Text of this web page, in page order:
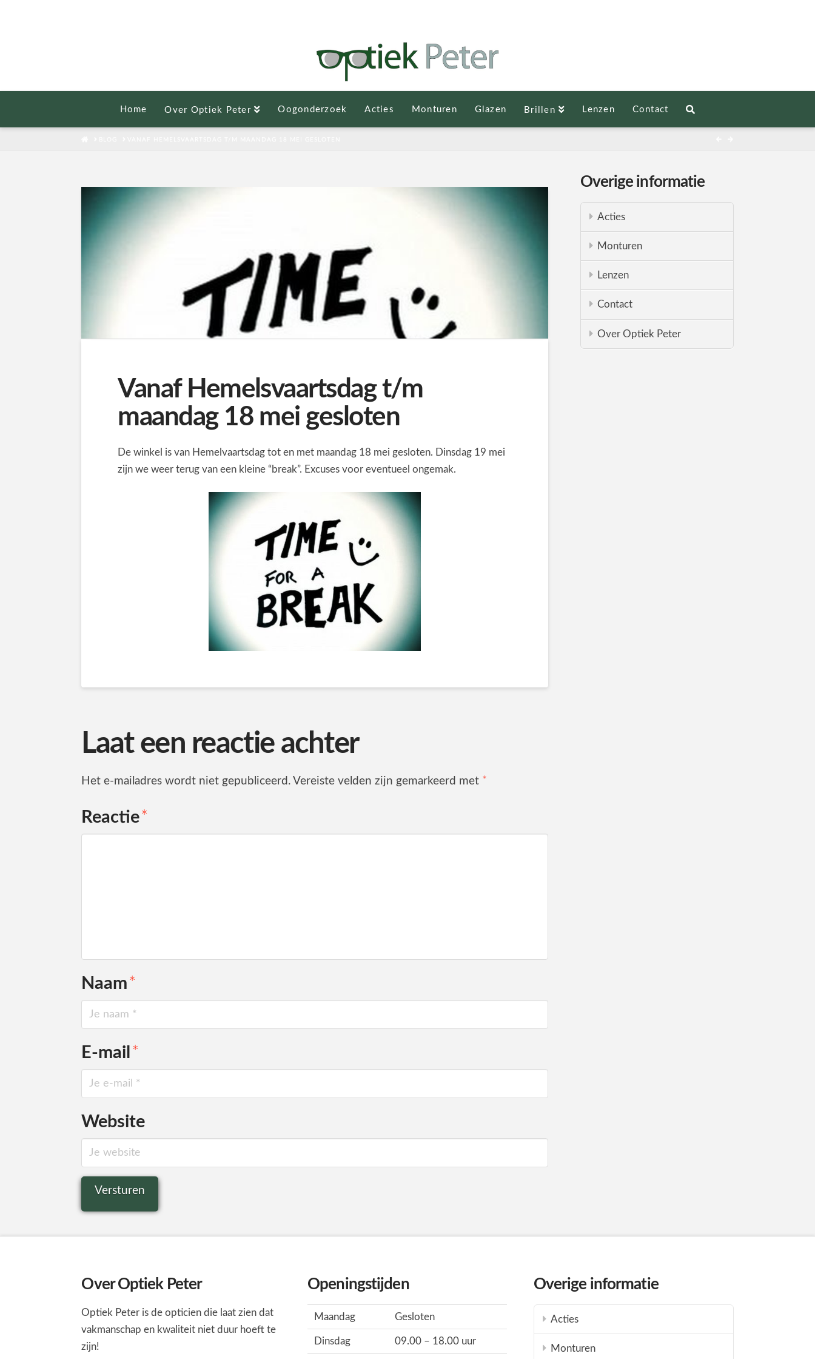
Home Over Optiek Peter Oogonderzoek Acties Monturen Glazen Brillen Lenzen Contact
Vanaf Hemelsvaartsdag t/m
maandag 18 mei gesloten
De winkel is van Hemelvaartsdag tot en met maandag 18 mei gesloten. Dinsdag 19 mei
zijn we weer terug van een kleine “break”. Excuses voor eventueel ongemak.
Laat een reactie achter
Het e-mailadres wordt niet gepubliceerd. Vereiste velden zijn gemarkeerd met *
Reactie*
Naam*
E-mail*
Website
Overige informatie
Acties
Monturen
Lenzen
Contact
Over Optiek Peter
Over Optiek Peter
Optiek Peter is de opticien die laat zien dat
vakmanschap en kwaliteit niet duur hoeft te
zijn!
Openingstijden
Maandag Gesloten
Dinsdag 09.00 – 18.00 uur
Overige informatie
Acties
Monturen